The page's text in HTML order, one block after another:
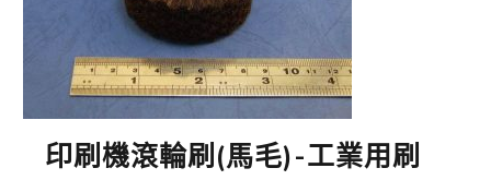
印刷機滾輪刷(馬毛)-工業用刷